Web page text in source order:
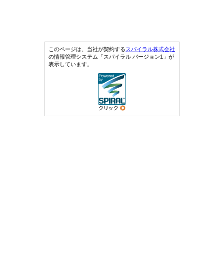
このページは、当社が契約するスパイラル株式会社
の情報管理システム「スパイラル バージョン1」が
表示しています。